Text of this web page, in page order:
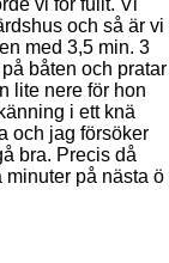
och så är vi
med 3,5 min. 3
båten och pratar
lite nere för hon
i ett knä
och jag försöker
bra. Precis då
minuter på nästa ö